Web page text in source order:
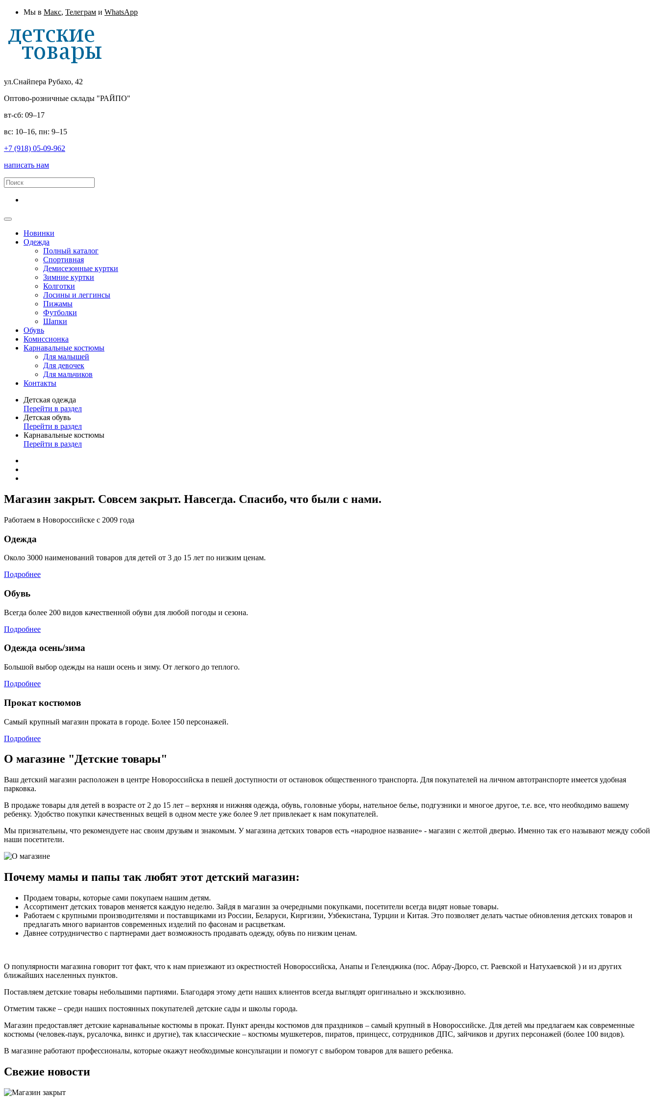
Мы в Макс, Телеграм и WhatsApp
ул.Снайпера Рубахо, 42
Оптово-розничные склады "РАЙПО"
вт-сб: 09–17
вс: 10–16, пн: 9–15
+7 (918) 05-09-962
написать нам
Новинки
Одежда
Полный каталог
Спортивная
Демисезонные куртки
Зимние куртки
Колготки
Лосины и леггинсы
Пижамы
Футболки
Шапки
Обувь
Комиссионка
Карнавальные костюмы
Для малышей
Для девочек
Для мальчиков
Контакты
Детская одежда
Перейти в раздел
Детская обувь
Перейти в раздел
Карнавальные костюмы
Перейти в раздел
Магазин закрыт. Совсем закрыт. Навсегда. Спасибо, что были с нами.
Работаем в Новороссийске с 2009 года
Одежда
Около 3000 наименований товаров для детей от 3 до 15 лет по низким ценам.
Подробнее
Обувь
Всегда более 200 видов качественной обуви для любой погоды и сезона.
Подробнее
Одежда осень/зима
Большой выбор одежды на наши осень и зиму. От легкого до теплого.
Подробнее
Прокат костюмов
Самый крупный магазин проката в городе. Более 150 персонажей.
Подробнее
О магазине "Детские товары"
Ваш детский магазин расположен в центре Новороссийска в пешей доступности от остановок общественного транспорта. Для покупателей на личном автотранспорте имеется удобная
парковка.
В продаже товары для детей в возрасте от 2 до 15 лет – верхняя и нижняя одежда, обувь, головные уборы, нательное белье, подгузники и многое другое, т.е. все, что необходимо вашему
ребенку. Удобство покупки качественных вещей в одном месте уже более 9 лет привлекает к нам покупателей.
Мы признательны, что рекомендуете нас своим друзьям и знакомым. У магазина детских товаров есть «народное название» - магазин с желтой дверью. Именно так его называют между собой
наши посетители.
Почему мамы и папы так любят этот детский магазин:
Продаем товары, которые сами покупаем нашим детям.
Ассортимент детских товаров меняется каждую неделю. Зайдя в магазин за очередными покупками, посетители всегда видят новые товары.
Работаем с крупными производителями и поставщиками из России, Беларуси, Киргизии, Узбекистана, Турции и Китая. Это позволяет делать частые обновления детских товаров и
предлагать много вариантов современных изделий по фасонам и расцветкам.
Давнее сотрудничество с партнерами дает возможность продавать одежду, обувь по низким ценам.
О популярности магазина говорит тот факт, что к нам приезжают из окрестностей Новороссийска, Анапы и Геленджика (пос. Абрау-Дюрсо, ст. Раевской и Натухаевской ) и из других
ближайших населенных пунктов.
Поставляем детские товары небольшими партиями. Благодаря этому дети наших клиентов всегда выглядят оригинально и эксклюзивно.
Отметим также – среди наших постоянных покупателей детские сады и школы города.
Магазин предоставляет детские карнавальные костюмы в прокат. Пункт аренды костюмов для праздников – самый крупный в Новороссийске. Для детей мы предлагаем как современные
костюмы (человек-паук, русалочка, винкс и другие), так классические – костюмы мушкетеров, пиратов, принцесс, сотрудников ДПС, зайчиков и других персонажей (более 100 видов).
В магазине работают профессионалы, которые окажут необходимые консультации и помогут с выбором товаров для вашего ребенка.
Свежие новости